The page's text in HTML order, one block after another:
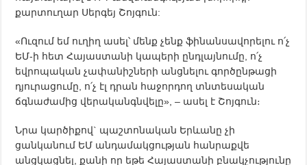
քարտուղար Սերգեյ Շոյգուն:
«Ուզում եմ ուղիղ ասել՝ մենք չենք ֆինանսավորելու ո՛չ
ԵՄ-ի հետ Հայաստանի կապերի ընդլայնումը, ո՛չ
եվրոպական չափանիշների անցնելու գործընթացի
դյուրացումը, ո՛չ էլ դրան հաջորդող տնտեսական
ճգնաժամից վերականգնվելը», – ասել է Շոյգուն։
Նրա կարծիքով` պաշտոնական Երևանը չի
ցանկանում ԵՄ անդամակցության հանրաքվե
անցկացնել, քանի որ եթե Հայաստանի բնակչությունը